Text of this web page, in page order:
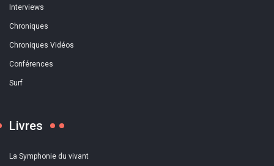
Interviews
Chroniques
Chroniques Vidéos
Conférences
Surf
Livres
La Symphonie du vivant